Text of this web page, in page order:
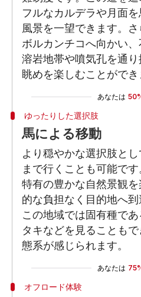
フルなカルデラや月面
風景を一望できます。
ボルカンチコへ向かい
溶岩地帯や噴気孔を通
眺めを楽しむことができ
あなたは
ゆったりした選択肢
馬による移動
より穏やかな選択肢と
まで行くことも可能で
特有の豊かな自然景観
的な負担なく目的地へ到
この地域では固有種で
タキなどを見ることも
態系が感じられます。
あなたは
オフロード体験